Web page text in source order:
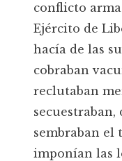
conflicto
Ejército de
hacía de las
cobraban
reclutaban
secuestraban,
sembraban el
imponían las